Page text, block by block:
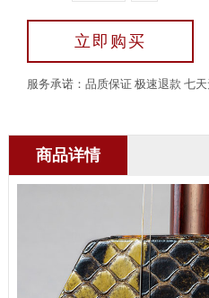
立即购买
服务承诺：品质保证 极速退款 七
商品详情